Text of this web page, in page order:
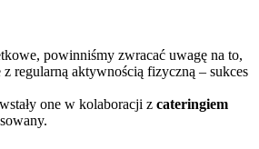
powinniśmy zwracać uwagę na to,
regularną aktywnością fizyczną – sukces
one w kolaboracji z cateringiem